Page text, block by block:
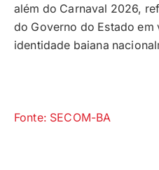
além do Carnaval 2026,
do Governo do Estado
identidade baiana
Fonte: SECOM-BA